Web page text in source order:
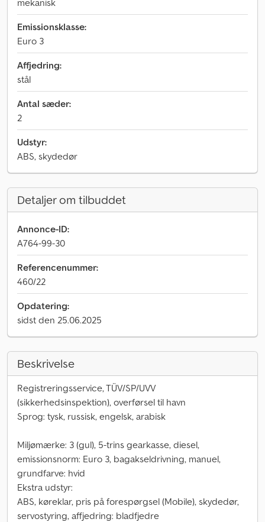
mekanisk
Emissionsklasse:
Euro 3
Affjedring:
stål
Antal sæder:
2
Udstyr:
ABS, skydedør
Detaljer om tilbuddet
Annonce-ID:
A764-99-30
Referencenummer:
460/22
Opdatering:
sidst den 25.06.2025
Beskrivelse
Registreringsservice, TÜV/SP/UVV
(sikkerhedsinspektion), overførsel til havn
Sprog: tysk, russisk, engelsk, arabisk
Miljømærke: 3 (gul), 5-trins gearkasse, diesel,
emissionsnorm: Euro 3, bagakseldrivning, manuel,
grundfarve: hvid
Ekstra udstyr:
ABS, køreklar, pris på forespørgsel (Mobile), skydedør,
servostyring, affjedring: bladfjedre